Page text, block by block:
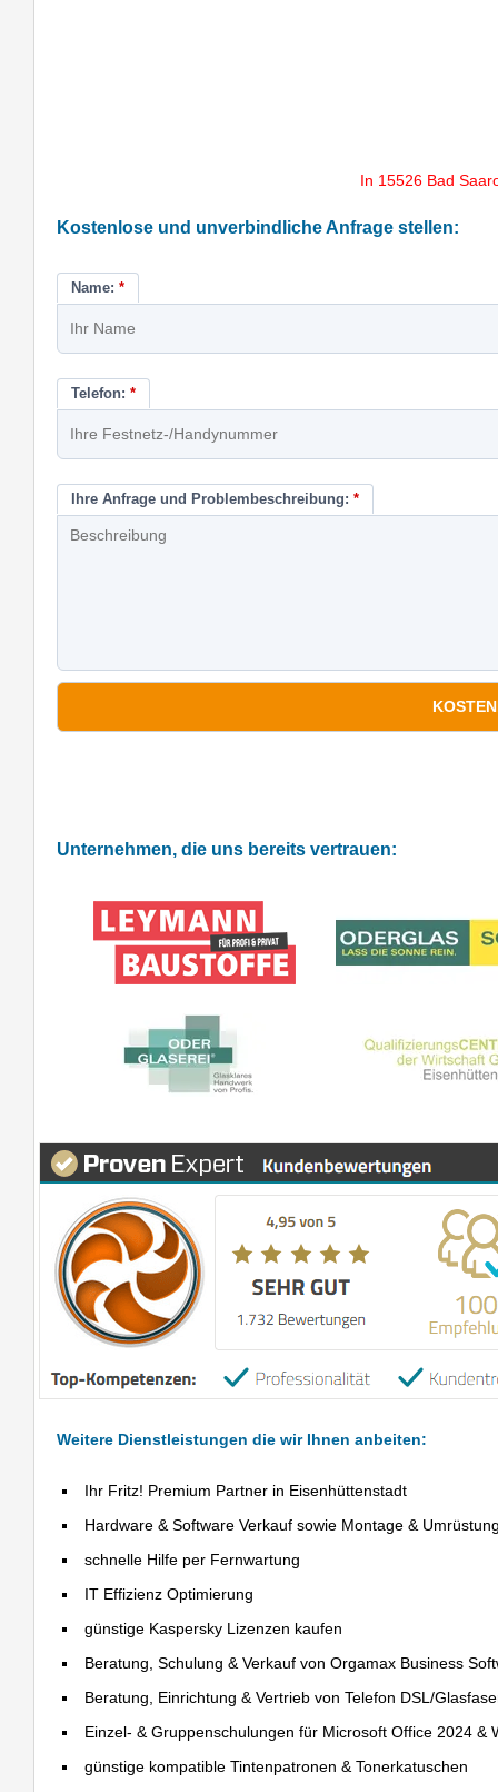
In 15526 Bad
Kostenlose und unverbindliche Anfrage stellen:
Name: *
Telefon: *
Ihre Anfrage und Problembeschreibung: *
Unternehmen, die uns bereits vertrauen:
Weitere Dienstleistungen die wir Ihnen anbeiten:
Ihr Fritz! Premium Partner in Eisenhüttenstadt
Hardware & Software Verkauf sowie Montage &
schnelle Hilfe per Fernwartung
IT Effizienz Optimierung
günstige Kaspersky Lizenzen kaufen
Beratung, Schulung & Verkauf von Orgamax Business
Beratung, Einrichtung & Vertrieb von Telefon DSL/
Einzel- & Gruppenschulungen für Microsoft Office 2024 &
günstige kompatible Tintenpatronen & Tonerkatuschen